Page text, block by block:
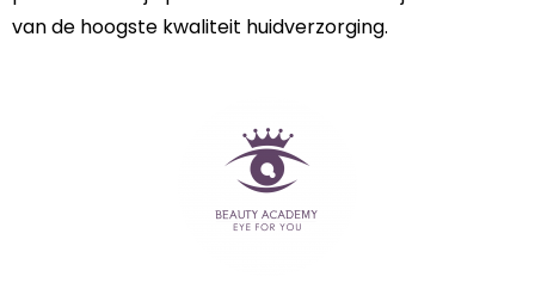
van de hoogste kwaliteit huidverzorging.